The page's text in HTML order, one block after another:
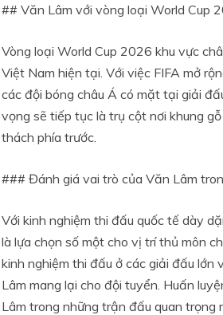
## Văn Lâm với vòng loại World Cup
Vòng loại World Cup 2026 khu vực
Việt Nam hiện tại. Với việc FIFA mở
các đội bóng châu Á có mặt tại giải
vọng sẽ tiếp tục là trụ cột nơi khung
thách phía trước.
### Đánh giá vai trò của Văn Lâm
Với kinh nghiệm thi đấu quốc tế dày
là lựa chọn số một cho vị trí thủ môn
kinh nghiệm thi đấu ở các giải đấu
Lâm mang lại cho đội tuyển. Huấn
Lâm trong những trận đấu quan trọng